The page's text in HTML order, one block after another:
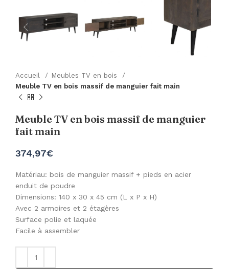
Accueil
Meubles TV en bois
Meuble TV en bois massif de manguier fait main
Meuble TV en bois massif de manguier
fait main
374,97€
Matériau: bois de manguier massif + pieds en acier
enduit de poudre
Dimensions: 140 x 30 x 45 cm (L x P x H)
Avec 2 armoires et 2 étagères
Surface polie et laquée
Facile à assembler